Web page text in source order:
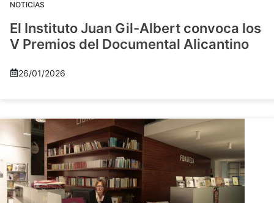
NOTICIAS
El Instituto Juan Gil-Albert convoca los
V Premios del Documental Alicantino
26/01/2026